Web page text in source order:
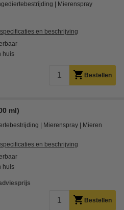
Mierenspray
en beschrijving
huis
Bestellen
ml)
Mierenspray Mieren
en beschrijving
huis
Bestellen